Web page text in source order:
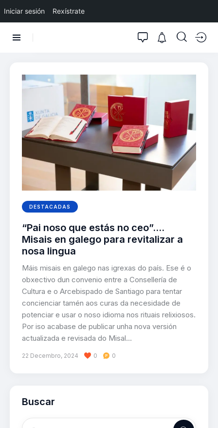
Iniciar sesión Rexístrate
DESTACADAS
“Pai noso que estás no ceo”….
Misais en galego para revitalizar a
nosa lingua
Máis misais en galego nas igrexas do país. Ese é o
obxectivo dun convenio entre a Consellería de
Cultura e o Arcebispado de Santiago para tentar
concienciar tamén aos curas da necesidade de
potenciar e usar o noso idioma nos rituais relixiosos.
Por iso acabase de publicar unha nova versión
actualizada e revisada do Misal…
22 Decembro, 2024 0 0
Buscar